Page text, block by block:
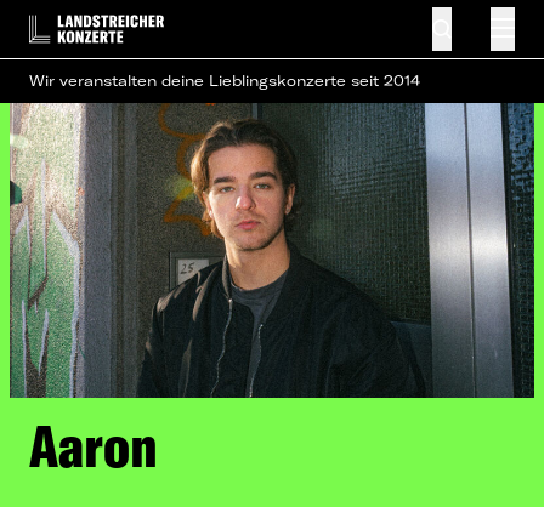
Wir veranstalten deine Lieblingskonzerte seit 2014
Aaron